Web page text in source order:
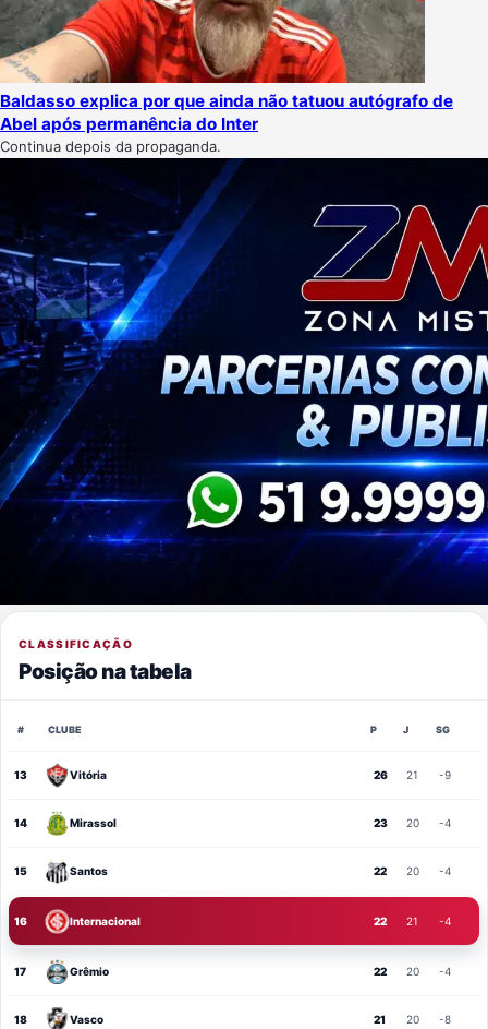
Baldasso explica por que ainda não tatuou autógrafo de
Abel após permanência do Inter
Continua depois da propaganda.
CLASSIFICAÇÃO
Posição na tabela
# CLUBE P J SG
13 Vitória 26 21 -9
14 Mirassol 23 20 -4
15 Santos 22 20 -4
16 Internacional 22 21 -4
17 Grêmio 22 20 -4
18 Vasco 21 20 -8